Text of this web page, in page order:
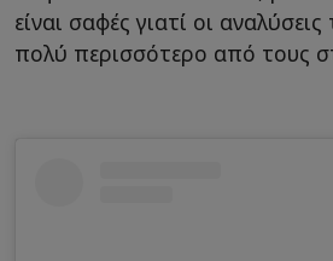
είναι σαφές γιατί οι
πολύ περισσότερο από τους